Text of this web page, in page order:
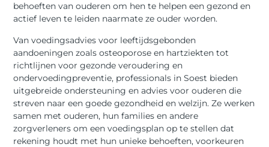
behoeften van ouderen om hen te helpen een gezond en
actief leven te leiden naarmate ze ouder worden.
Van voedingsadvies voor leeftijdsgebonden
aandoeningen zoals osteoporose en hartziekten tot
richtlijnen voor gezonde veroudering en
ondervoedingpreventie, professionals in Soest bieden
uitgebreide ondersteuning en advies voor ouderen die
streven naar een goede gezondheid en welzijn. Ze werken
samen met ouderen, hun families en andere
zorgverleners om een voedingsplan op te stellen dat
rekening houdt met hun unieke behoeften, voorkeuren